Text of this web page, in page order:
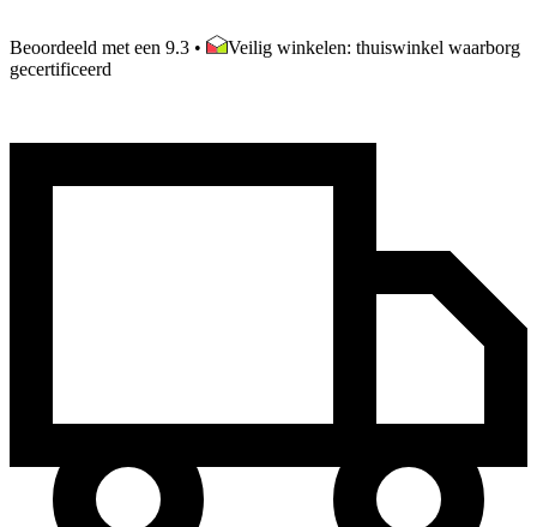
Beoordeeld met een 9.3 •
Veilig winkelen: thuiswinkel waarborg
gecertificeerd